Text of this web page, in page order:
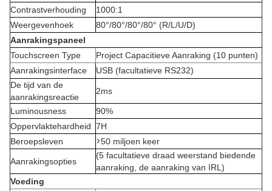
Contrastverhouding
1000:1
Weergevenhoek
80°/80°/80°/80° (R/L/U/D)
Aanrakingspaneel
Touchscreen Type
Project Capacitieve Aanraking (10 punten)
Aanrakingsinterface
USB (facultatieve RS232)
De tijd van de
aanrakingsreactie
2ms
Luminousness
90%
Oppervlaktehardheid 7H
Beroepsleven
>50 miljoen keer
Aanrakingsopties
(5 facultatieve draad weerstand biedende
aanraking, de aanraking van IRL)
Voeding